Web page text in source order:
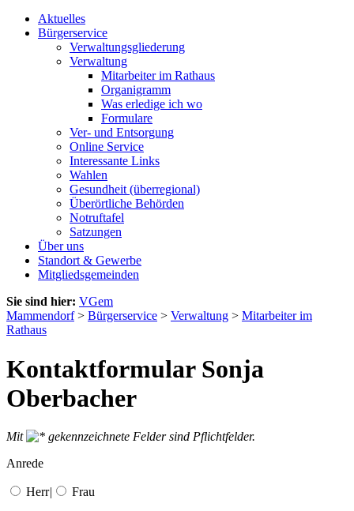
Aktuelles
Bürgerservice
Verwaltungsgliederung
Verwaltung
Mitarbeiter im Rathaus
Organigramm
Was erledige ich wo
Formulare
Ver- und Entsorgung
Online Service
Interessante Links
Wahlen
Gesundheit (überregional)
Überörtliche Behörden
Notruftafel
Satzungen
Über uns
Standort & Gewerbe
Mitgliedsgemeinden
Sie sind hier: VGem
Mammendorf> Bürgerservice > Verwaltung > Mitarbeiter im
Rathaus
Kontaktformular Sonja
Oberbacher
Mit
gekennzeichnete Felder sind Pflichtfelder.
Anrede
Herr| Frau